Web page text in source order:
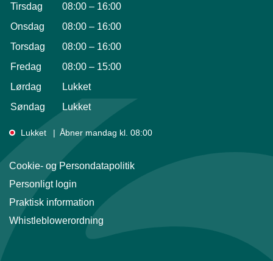
Tirsdag
08:00 – 16:00
Onsdag
08:00 – 16:00
Torsdag
08:00 – 16:00
Fredag
08:00 – 15:00
Lørdag
Lukket
Søndag
Lukket
Lukket Åbner mandag kl. 08:00
Cookie- og Persondatapolitik
Personligt login
Praktisk information
Whistleblowerordning